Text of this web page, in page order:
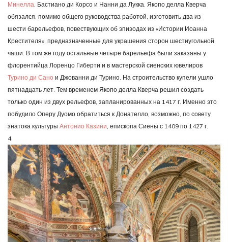
Минелла, Бастиано ди Корсо и Нанни да Лукка. Якопо делла Кверча
обязался, помимо общего руководства работой, изготовить два из
шести барельефов, повествующих об эпизодах из «Истории Иоанна
Крестителя», предназначенные для украшения сторон шестиугольной
чаши. В том же году остальные четыре барельефа были заказаны у
флорентийца Лоренцо Гиберти и в мастерской сиенских ювелиров
Турино ди Сано и Джованни ди Турино. На строительство купели ушло
пятнадцать лет. Тем временем Якопо делла Кверча решил создать
только один из двух рельефов, запланированных на 1417 г. Именно это
побудило Оперу Дуомо обратиться к Донателло, возможно, по совету
знатока культуры Антонио Казини, епископа Сиены с 1409 по 1427 г.
4.